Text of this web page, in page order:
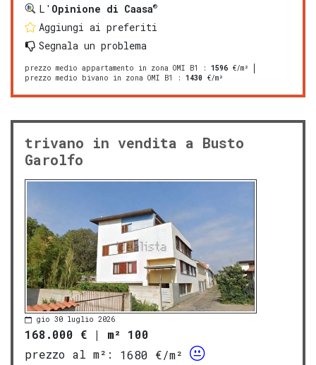
L' Opinione di Caasa®
Aggiungi ai preferiti
Segnala un problema
prezzo medio appartamento in zona OMI B1 : 1596 €/m²
prezzo medio bivano in zona OMI B1
: 1430 €/m²
trivano in vendita a Busto
Garolfo
gio 30 luglio 2026
168.000 € | m² 100
prezzo al m²:
1680 €/m²